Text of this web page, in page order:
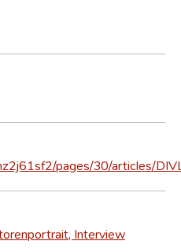
pages/30/articles/
Interview